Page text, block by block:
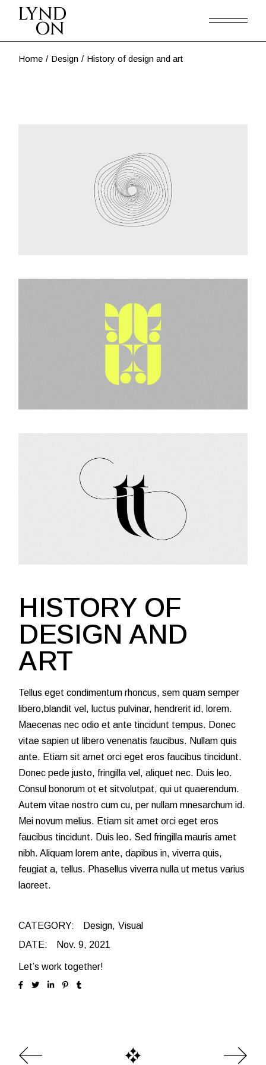
Home Design History of design and art
HISTORY OF
DESIGN AND
ART
Tellus eget condimentum rhoncus, sem quam semper
libero,blandit vel, luctus pulvinar, hendrerit id, lorem.
Maecenas nec odio et ante tincidunt tempus. Donec
vitae sapien ut libero venenatis faucibus. Nullam quis
ante. Etiam sit amet orci eget eros faucibus tincidunt.
Donec pede justo, fringilla vel, aliquet nec. Duis leo.
Consul bonorum ot et sitvolutpat, qui ut quaerendum.
Autem vitae nostro cum cu, per nullam mnesarchum id.
Mei novum melius. Etiam sit amet orci eget eros
faucibus tincidunt. Duis leo. Sed fringilla mauris amet
nibh. Aliquam lorem ante, dapibus in, viverra quis,
feugiat a, tellus. Phasellus viverra nulla ut metus varius
laoreet.
CATEGORY: Design
Visual
DATE:
Nov. 9, 2021
Let’s work together!